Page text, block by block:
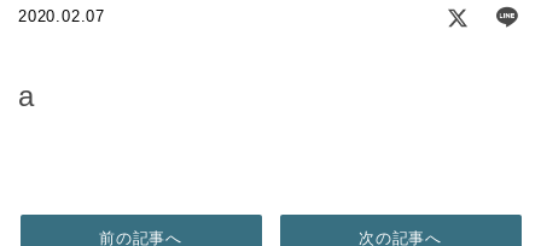
2020.02.07
a
前の記事へ 次の記事へ